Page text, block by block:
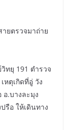
ายตรวจมาถ่าย
ทยุ 191 ตำรวจ
หตุเกิดที่อู่ วัง
อ.บางละมุง
รือ ให้เดินทาง